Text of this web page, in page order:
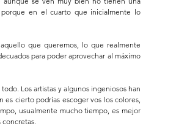
en el cuarto que inicialmente lo
que queremos, lo que realmente
para poder aprovechar al máximo
Los artistas y algunos ingeniosos han
cierto podrías escoger vos los colores,
usualmente mucho tiempo, es mejor